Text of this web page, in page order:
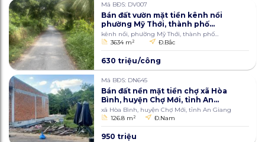
Mã BĐS: DV007
Bán đất vườn mặt tiền kênh nổi
phường Mỹ Thới, thành phố
Long Xuyên, An Giang 3634m2
kênh nổi, phường Mỹ Thới, thành phố
Long Xuyên
3634 m2 Đ.Bắc
630 triệu/công
Mã BĐS: DN645
Bán đất nền mặt tiền chợ xã Hòa
Bình, huyện Chợ Mới, tỉnh An
Giang 126.8m2
xã Hòa Bình, huyện Chợ Mới, tỉnh An Giang
126.8 m2 Đ.Nam
950 triệu